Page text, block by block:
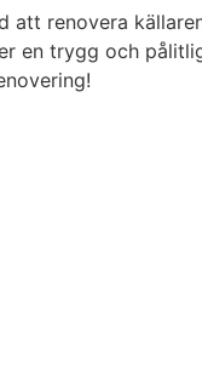
renovera
en trygg och